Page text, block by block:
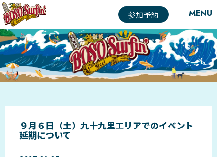
参加予約 MENU
９月６日（土）九十九里エリアでのイベント
延期について